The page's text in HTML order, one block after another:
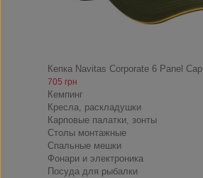
Кепка Navitas Corporate 6 Panel Cap
705 грн
Кемпинг
Кресла, раскладушки
Карповые палатки, зонты
Столы монтажные
Спальные мешки
Фонари и электроника
Посуда для рыбалки